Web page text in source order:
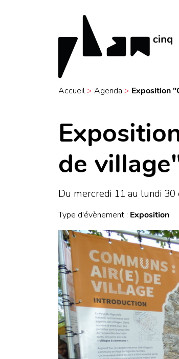
Accueil> Agenda > Exposition
de
Du mercredi 11 au lundi 30
Type d'évènement : Exposition